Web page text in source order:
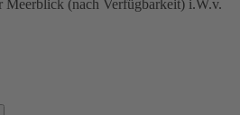
Meerblick (nach Verfügbarkeit) i.W.v.